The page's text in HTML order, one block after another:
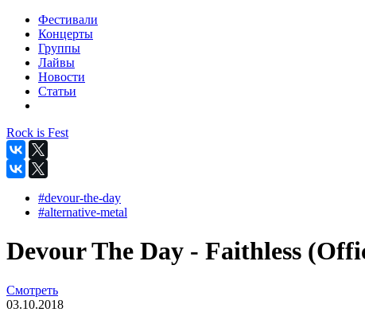
Фестивали
Концерты
Группы
Лайвы
Новости
Статьи
Rock is Fest
#devour-the-day
#alternative-metal
Devour The Day - Faithless
Смотреть
03.10.2018